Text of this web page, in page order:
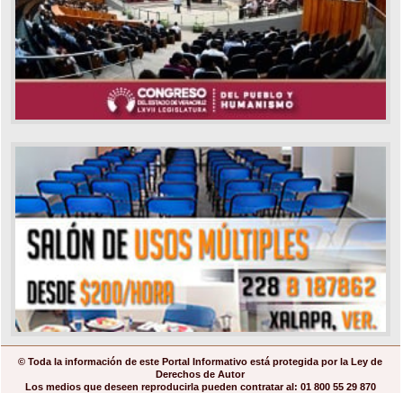
© Toda la información de este Portal Informativo está protegida por la Ley de
Derechos de Autor
Los medios que deseen reproducirla pueden contratar al: 01 800 55 29 870